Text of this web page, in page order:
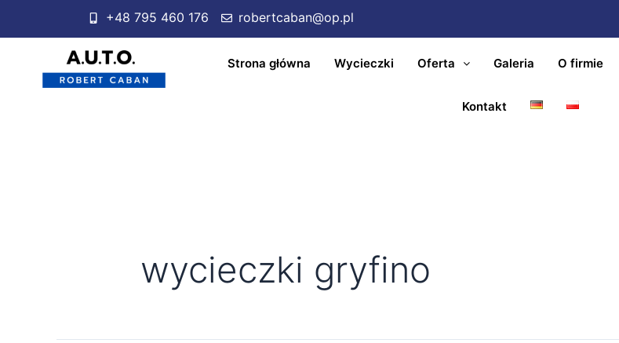
+48 795 460 176 robertcaban@op.pl
Strona główna Wycieczki Oferta Galeria O firmie
Kontakt
wycieczki gryfino